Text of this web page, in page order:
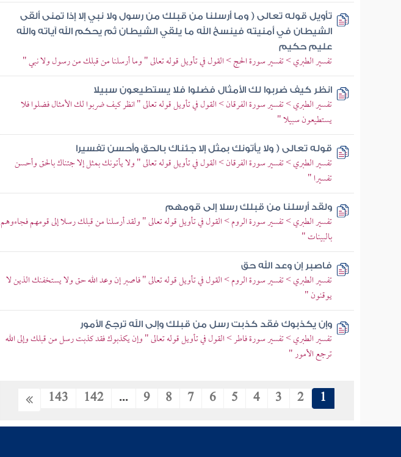
تأويل قوله تعالى ( وما أرسلنا من قبلك من رسول ولا نبي إلا إذا تمنى ألقى
الشيطان في أمنيته فينسخ الله ما يلقي الشيطان ثم يحكم الله آياته والله
عليم حكيم
تفسير الطبري > تفسير سورة الحج > القول في تأويل قوله تعالى " وما أرسلنا من قبلك من رسول ولا نبي "
انظر كيف ضربوا لك الأمثال فضلوا فلا يستطيعون سبيلا
تفسير الطبري > تفسير سورة الفرقان > القول في تأويل قوله تعالى " انظر كيف ضربوا لك الأمثال فضلوا فلا
يستطيعون سبيلا "
قوله تعالى ( ولا يأتونك بمثل إلا جئناك بالحق وأحسن تفسيرا
تفسير الطبري > تفسير سورة الفرقان > القول في تأويل قوله تعالى " ولا يأتونك بمثل إلا جئناك بالحق وأحسن
تفسيرا "
ولقد أرسلنا من قبلك رسلا إلى قومهم
تفسير الطبري > تفسير سورة الروم > القول في تأويل قوله تعالى " ولقد أرسلنا من قبلك رسلا إلى قومهم فجاءوهم
بالبينات "
فاصبر إن وعد الله حق
تفسير الطبري > تفسير سورة الروم > القول في تأويل قوله تعالى " فاصبر إن وعد الله حق ولا يستخفنك الذين لا
يوقنون "
وإن يكذبوك فقد كذبت رسل من قبلك وإلى الله ترجع الأمور
تفسير الطبري > تفسير سورة فاطر > القول في تأويل قوله تعالى " وإن يكذبوك فقد كذبت رسل من قبلك وإلى الله
ترجع الأمور "
1
2
3
4
5
6
7
8
9
...
142
143